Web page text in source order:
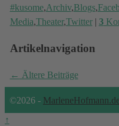
#kusome,Archiv,Blogs,
Media,Theater,Twitter| 3
Artikelnavigation
← Ältere Beiträge
©2026 - MarleneHofmann.de
↑